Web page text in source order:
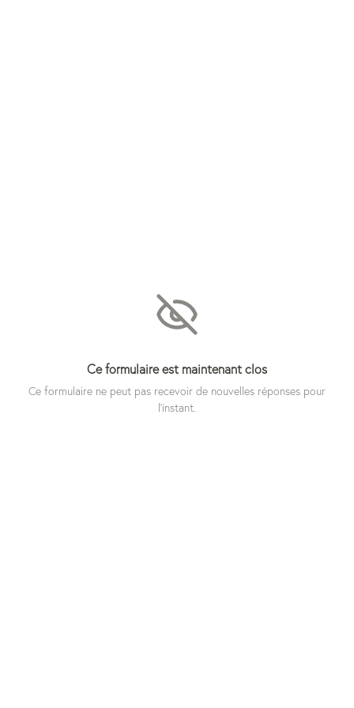
Ce formulaire est maintenant clos
Ce formulaire ne peut pas recevoir de nouvelles réponses pour
l'instant.